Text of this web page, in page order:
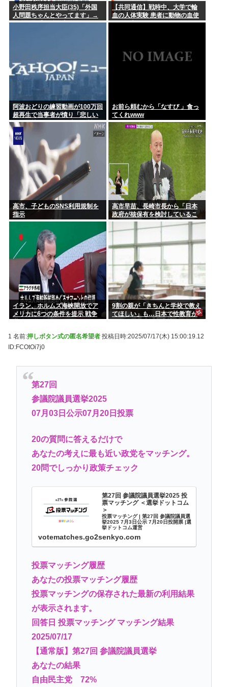
小野田秩序担当大臣(35)「外国
人問題ちゃんとやってます」→
ネトウヨ「お前仕事してないだ
【共同通信】戦時中、大学で輸
血の人体実験 患者に動物の血使
用、死亡例も
阿波おどりの練習動画が100万回
超再生で当事者が憤り「悲しい
し、気持ち悪い」 日本人男性の
性欲は異常
お前ら頼むから「なすび 」食っ
てくれwww
高市、子どものSNS利用規制を
指示
高市早苗、長崎市長から「日本
政府が核保有を検討しているこ
と」を公然と批判され思いっき
り睨みつける
イラン、ホルムズ海峡開放でア
メリカに6つの条件を提示 戦争
9割の親が「きちんと学校で教え
てほしい」も…日本で性教育が
1 名前:押しボタン式の匿名希望者 投稿日時:2025/07/17(木) 15:00:19.12
ID:FCOtOi7j0
第27回
参議院議員選挙2025
07月03日公示07月20日投票
20の質問に答えるだけで
あなたの考えに最も近い政党をマッチング。
20問でしっかり政策チェック
第27回 参議院議員選挙2025 投
票マッチング ＜選挙ドットコム
＞
投票マッチング | 第27回 参議院議員選
挙2025 7月3日公示 7月20日投開票 |選
挙ドットコム運営
votematches.go2senkyo.com
投票マッチング履歴
あなたの投票マッチング履歴
投票マッチングの保存された最新の利用結果
が表示されます。
回答日 投票マッチング マッチング結果
2025/07/17
【通常版】第27回 参議院議員選挙
あなたの結果
自由民主党 72%